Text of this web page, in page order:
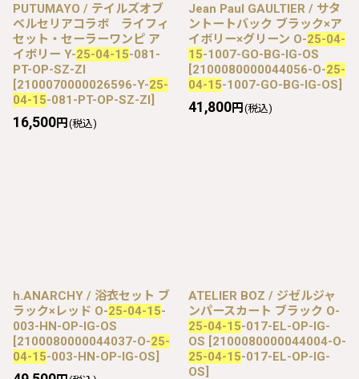
PUTUMAYO / テイルズオブ
ベルセリアコラボ ライフィ
セット・セーラーワンピ ア
イボリー Y-25-04-15-081-
PT-OP-SZ-ZI
[2100070000026596-Y-25-
04-15-081-PT-OP-SZ-ZI]
16,500円 (税込)
Jean Paul GAULTIER / サタ
ントートバック ブラック×ア
イボリー×グリーン O-25-04-
15-1007-GO-BG-IG-OS
[2100080000044056-O-25-
04-15-1007-GO-BG-IG-OS]
41,800円 (税込)
h.ANARCHY / 浴衣セット ブ
ラック×レッド O-25-04-15-
003-HN-OP-IG-OS
[2100080000044037-O-25-
04-15-003-HN-OP-IG-OS]
ATELIER BOZ / ジゼルジャ
ンパースカート ブラック O-
25-04-15-017-EL-OP-IG-
OS [2100080000044004-O-
25-04-15-017-EL-OP-IG-
OS]